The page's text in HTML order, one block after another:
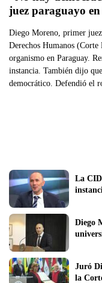
juez paraguayo
Diego Moreno, primer
Derechos Humanos (Corte
organismo en Paraguay.
instancia. También dijo
democrático. Defendió el
La
Diego
Juró
la